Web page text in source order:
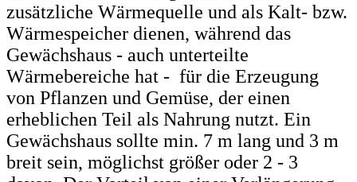
zusätzliche Wärmequelle und als Kalt- bzw.
Wärmespeicher dienen, während das
Gewächshaus - auch unterteilte
Wärmebereiche hat - für die Erzeugung
von Pflanzen und Gemüse, der einen
erheblichen Teil als Nahrung nutzt. Ein
Gewächshaus sollte min. 7 m lang und 3 m
breit sein, möglichst größer oder 2 - 3